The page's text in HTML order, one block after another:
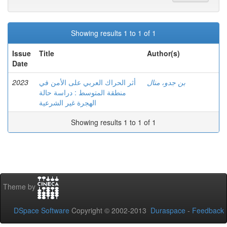
Showing results 1 to 1 of 1
Issue
Date
Title Author(s)
2023
أثر الحراك العربي على الأمن في
منطقة المتوسط : دراسة حالة
الهجرة غير الشرعية
بن جدو، منال
Showing results 1 to 1 of 1
Theme by
DSpace Software Copyright © 2002-2013 Duraspace - Feedback